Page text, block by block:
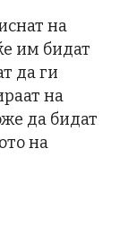
на
им бидат
да ги
на
да бидат
на